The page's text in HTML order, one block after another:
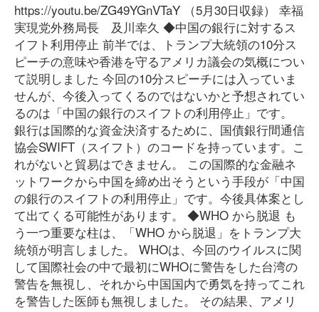
https://youtu.be/ZG49YGnVTaY （5月30日収録） 幸福
実現党外務局長 及川幸久 ◆中国の銀行に対するス
イフト利用停止 前半では、トランプ大統領の10分ス
ピーチの意味や香港を守るアメリカ議会の気概につい
て説明しました 今回の10分スピーチには入っていま
せんが、今後入ってくるのではないかと予想されてい
るのは「中国の銀行のスイフトの利用停止」です。
銀行は国際的な資金決済するために、国債銀行間通信
協会SWIFT（スイフト）のコードを持っています。こ
れがないと貿易はできません。 この国際的な金融ネ
ットワークから中国を締め出そうという手段が「中国
の銀行のスイフトの利用停止」です。今後具体案とし
て出てくる可能性があります。 ◆WHO から脱退 も
う一つ重要な柱は、「WHO から脱退」をトランプ大
統領が明言しました。 WHOは、今回のウイルスに関
して国際社会の中で最初にWHOに警告をした台湾の
警告を無視し、それから中国国内で勇気を持ってこれ
を警告した医師も無視しました。 その結果、アメリ